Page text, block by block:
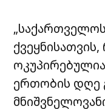
ერთობის დღე